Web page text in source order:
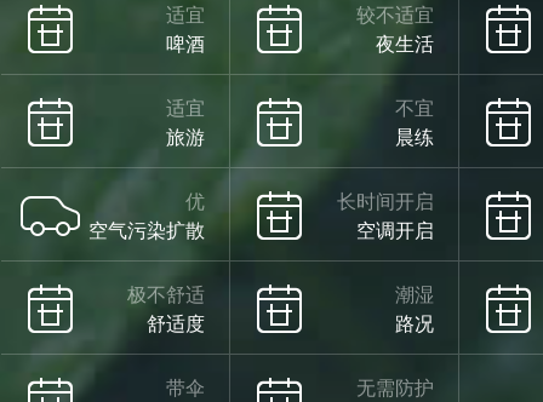
适宜
啤酒
较不适宜
夜生活
适宜
旅游
不宜
晨练
优
空气污染扩散
长时间开启
空调开启
极不舒适
舒适度
潮湿
路况
带伞
无需防护